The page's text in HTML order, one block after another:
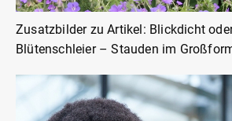
Zusatzbilder zu Artikel: Blickdicht
Blütenschleier – Stauden im